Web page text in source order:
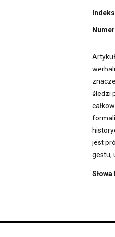
śledzi
jest
gestu,